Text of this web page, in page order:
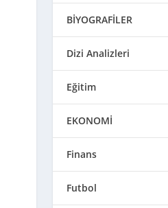
BİYOGRAFİLER
Dizi Analizleri
Eğitim
EKONOMİ
Finans
Futbol